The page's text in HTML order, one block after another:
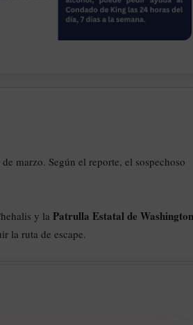
marzo. Según el reporte, el sospechoso
y la Patrulla Estatal de Washington
la ruta de escape.